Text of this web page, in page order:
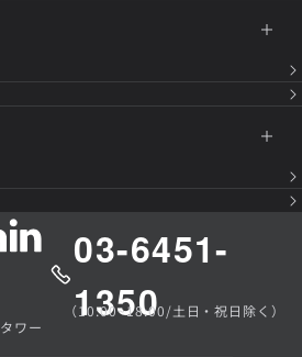
ワー
03-6451-
1350
（10:00~18:00/土日・祝日除く）